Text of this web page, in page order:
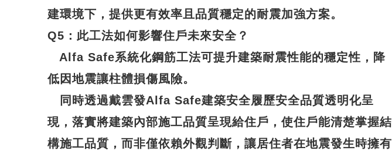
建環境下，提供更有效率且品質穩定的耐震加強方案。
Q5 ：此工法如何影響住戶未來安全？
Alfa Safe系統化鋼筋工法可提升建築耐震性能的穩定性，降
低因地震讓柱體損傷風險。
同時透過戴雲發Alfa Safe建築安全履歷安全品質透明化呈
現，落實將建築內部施工品質呈現給住戶，使住戶能清楚掌握結
構施工品質，而非僅依賴外觀判斷，讓居住者在地震發生時擁有